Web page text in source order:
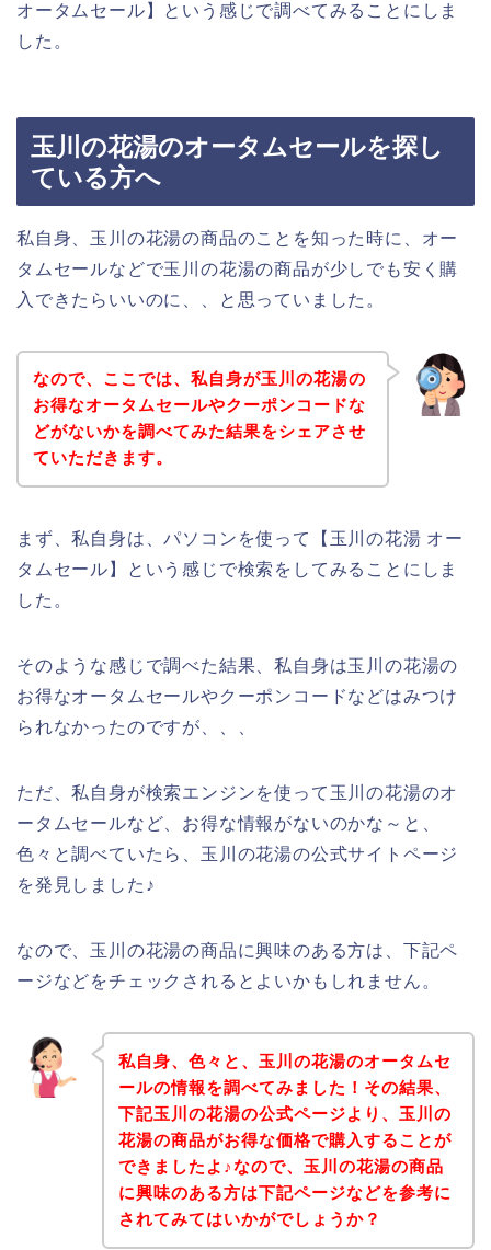
オータムセール】という感じで調べてみることにしま
した。
玉川の花湯のオータムセールを探し
ている方へ
私自身、玉川の花湯の商品のことを知った時に、オー
タムセールなどで玉川の花湯の商品が少しでも安く購
入できたらいいのに、、と思っていました。
なので、ここでは、私自身が玉川の花湯の
お得なオータムセールやクーポンコードな
どがないかを調べてみた結果をシェアさせ
ていただきます。
まず、私自身は、パソコンを使って【玉川の花湯 オー
タムセール】という感じで検索をしてみることにしま
した。
そのような感じで調べた結果、私自身は玉川の花湯の
お得なオータムセールやクーポンコードなどはみつけ
られなかったのですが、、、
ただ、私自身が検索エンジンを使って玉川の花湯のオ
ータムセールなど、お得な情報がないのかな～と、
色々と調べていたら、玉川の花湯の公式サイトページ
を発見しました♪
なので、玉川の花湯の商品に興味のある方は、下記ペ
ージなどをチェックされるとよいかもしれません。
私自身、色々と、玉川の花湯のオータムセ
ールの情報を調べてみました！その結果、
下記玉川の花湯の公式ページより、玉川の
花湯の商品がお得な価格で購入することが
できましたよ♪なので、玉川の花湯の商品
に興味のある方は下記ページなどを参考に
されてみてはいかがでしょうか？